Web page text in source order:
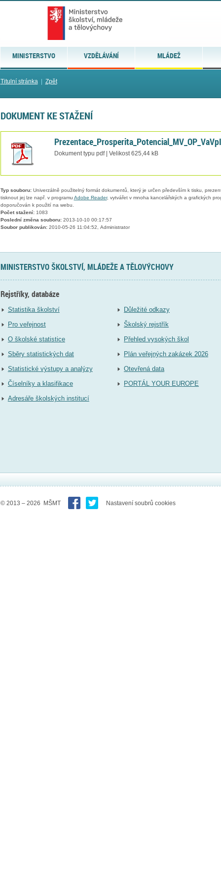
MINISTERSTVO VZDĚLÁVÁNÍ MLÁDEŽ
Titulní stránka| Zpět
DOKUMENT KE STAŽENÍ
Dokument typu pdf | Velikost 625,44 kB
Typ souboru:Univerzálně použitelný formát dokumentů, který je určen především k tisku,
tisknout jej lze např. v programu Adobe Reader, vytvářet v mnoha kancelářských a grafických
doporučován k použití na webu.
Počet stažení:1083
Poslední změna souboru:2013-10-10 00:17:57
Soubor publikován:2010-05-26 11:04:52, Administrator
MINISTERSTVO ŠKOLSTVÍ, MLÁDEŽE A TĚLOVÝCHOVY
Rejstříky, databáze
Statistika školství
Pro veřejnost
O školské statistice
Sběry statistických dat
Statistické výstupy a analýzy
Číselníky a klasifikace
Adresáře školských institucí
Důležité odkazy
Školský rejstřík
Přehled vysokých škol
Plán veřejných zakázek 2026
Otevřená data
PORTÁL YOUR EUROPE
© 2013 – 2026 MŠMT Nastavení soubrů cookies